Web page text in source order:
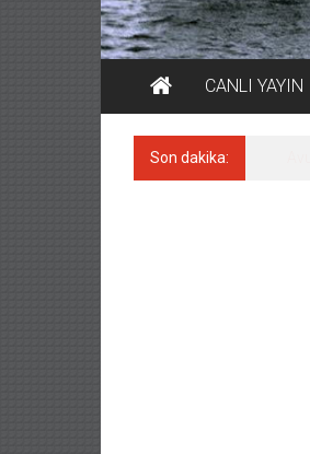
CANLI YAYIN
Son dakika: